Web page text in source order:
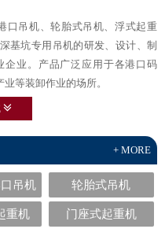
口吊机、轮胎式吊机、浮式起重
基坑专用吊机的研发、设计、制
业。产品广泛应用于各港口码
等装卸作业的场所。
+ MORE
吊机 轮胎式吊机
重机 门座式起重机